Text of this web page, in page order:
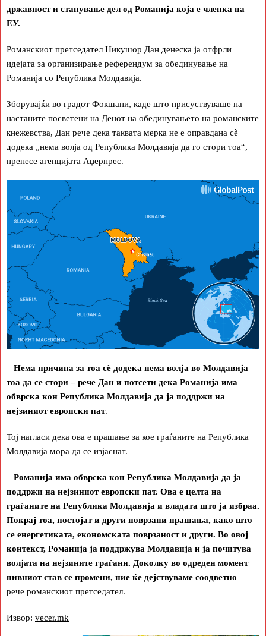
државност и станување дел од Романија која е членка на
ЕУ.
Романскиот претседател Никушор Дан денеска ја отфрли
идејата за организирање референдум за обединување на
Романија со Република Молдавија.
Зборувајќи во градот Фокшани, каде што присуствуваше на
настаните посветени на Денот на обединувањето на романските
кнежевства, Дан рече дека таквата мерка не е оправдана сè
додека „нема волја од Република Молдавија да го стори тоа“,
пренесе агенцијата Аџерпрес.
– Нема причина за тоа сè додека нема волја во Молдавија
тоа да се стори – рече Дан и потсети дека Романија има
обврска кон Република Молдавија да ја поддржи на
нејзиниот европски пат.
Тој нагласи дека ова е прашање за кое граѓаните на Република
Молдавија мора да се изјаснат.
– Романија има обврска кон Република Молдавија да ја
поддржи на нејзиниот европски пат. Ова е целта на
граѓаните на Република Молдавија и владата што ја избраа.
Покрај тоа, постојат и други поврзани прашања, како што
се енергетиката, економската поврзаност и други. Во овој
контекст, Романија ја поддржува Молдавија и ја почитува
волјата на нејзините граѓани. Доколку во одреден момент
нивниот став се промени, ние ќе дејствуваме соодветно –
рече романскиот претседател.
Извор: vecer.mk